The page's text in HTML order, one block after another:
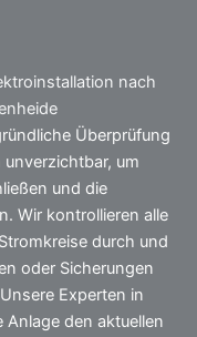
nach
Überprüfung
um
und die
Wir kontrollieren alle
durch und
oder Sicherungen
Experten in
Anlage den aktuellen